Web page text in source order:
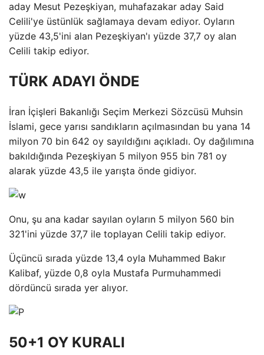
aday Mesut Pezeşkiyan, muhafazakar aday Said
Celili'ye üstünlük sağlamaya devam ediyor. Oyların
yüzde 43,5'ini alan Pezeşkiyan'ı yüzde 37,7 oy alan
Celili takip ediyor.
TÜRK ADAYI ÖNDE
İran İçişleri Bakanlığı Seçim Merkezi Sözcüsü Muhsin
İslami, gece yarısı sandıkların açılmasından bu yana 14
milyon 70 bin 642 oy sayıldığını açıkladı. Oy dağılımına
bakıldığında Pezeşkiyan 5 milyon 955 bin 781 oy
alarak yüzde 43,5 ile yarışta önde gidiyor.
Onu, şu ana kadar sayılan oyların 5 milyon 560 bin
321'ini yüzde 37,7 ile toplayan Celili takip ediyor.
Üçüncü sırada yüzde 13,4 oyla Muhammed Bakır
Kalibaf, yüzde 0,8 oyla Mustafa Purmuhammedi
dördüncü sırada yer alıyor.
50+1 OY KURALI